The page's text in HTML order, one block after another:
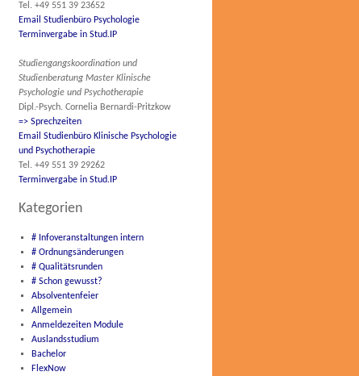
Tel. +49 551 39 23652
Email Studienbüro Psychologie
Terminvergabe in Stud.IP
Studiengangskoordination und
Studienberatung Master Klinische
Psychologie und Psychotherapie
Dipl.-Psych. Cornelia Bernardi-Pritzkow
=> Sprechzeiten
Email Studienbüro Klinische Psychologie
und Psychotherapie
Tel. +49 551 39 29262
Terminvergabe in Stud.IP
Kategorien
# Infoveranstaltungen intern
# Ordnungsänderungen
# Qualitätsrunden
# Schon gewusst?
Absolventenfeier
Allgemein
Anmeldezeiten Module
Auslandsstudium
Bachelor
FlexNow